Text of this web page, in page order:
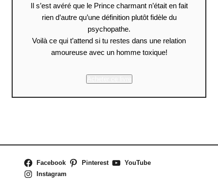
Il s’est avéré que le Prince charmant n’était en fait
rien d’autre qu’une définition plutôt fidèle du
psychopathe.
Voilà ce qui t’attend si tu restes dans une relation
amoureuse avec un homme toxique!
Facebook Pinterest
YouTube
Instagram